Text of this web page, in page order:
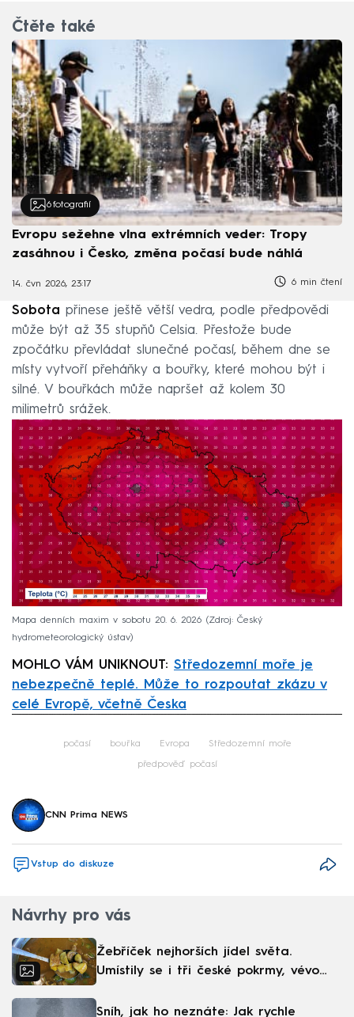
Čtěte také
6 fotografií
Evropu sežehne vlna extrémních veder: Tropy
zasáhnou i Česko, změna počasí bude náhlá
14. čvn 2026, 23:17 6 min čtení
Sobota přinese ještě větší vedra, podle předpovědi
může být až 35 stupňů Celsia. Přestože bude
zpočátku převládat slunečné počasí, během dne se
místy vytvoří přeháňky a bouřky, které mohou být i
silné. V bouřkách může napršet až kolem 30
milimetrů srážek.
Mapa denních maxim v sobotu 20. 6. 2026
Zdroj: Český
hydrometeorologický ústav
MOHLO VÁM UNIKNOUT: Středozemní moře je
nebezpečně teplé. Může to rozpoutat zkázu v
celé Evropě, včetně Česka
počasí bouřka Evropa Středozemní moře
předpověď počasí
CNN Prima NEWS
Vstup do diskuze
Návrhy pro vás
Žebříček nejhorších jídel světa.
Umístily se i tři české pokrmy, vévodí
Sníh, jak ho neznáte: Jak rychle